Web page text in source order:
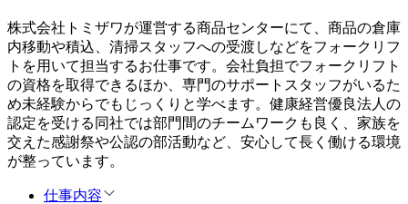
株式会社トミザワが運営する商品センターにて、商品の倉庫
内移動や積込、清掃スタッフへの受渡しなどをフォークリフ
トを用いて担当するお仕事です。会社負担でフォークリフト
の資格を取得できるほか、専門のサポートスタッフがいるた
め未経験からでもじっくりと学べます。健康経営優良法人の
認定を受ける同社では部門間のチームワークも良く、家族を
交えた感謝祭や公認の部活動など、安心して長く働ける環境
が整っています。
仕事内容